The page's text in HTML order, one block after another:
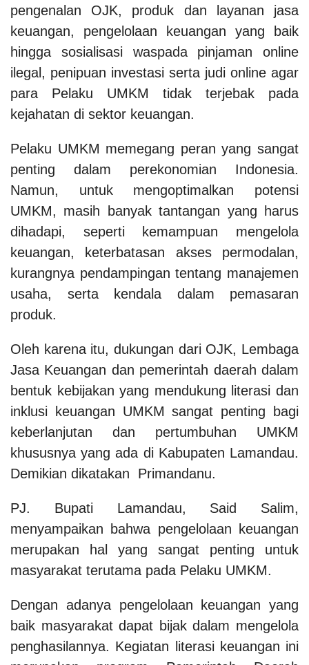
pengenalan OJK, produk dan layanan jasa
keuangan, pengelolaan keuangan yang baik
hingga sosialisasi waspada pinjaman online
ilegal, penipuan investasi serta judi online agar
para Pelaku UMKM tidak terjebak pada
kejahatan di sektor keuangan.
Pelaku UMKM memegang peran yang sangat
penting dalam perekonomian Indonesia.
Namun, untuk mengoptimalkan potensi
UMKM, masih banyak tantangan yang harus
dihadapi, seperti kemampuan mengelola
keuangan, keterbatasan akses permodalan,
kurangnya pendampingan tentang manajemen
usaha, serta kendala dalam pemasaran
produk.
Oleh karena itu, dukungan dari OJK, Lembaga
Jasa Keuangan dan pemerintah daerah dalam
bentuk kebijakan yang mendukung literasi dan
inklusi keuangan UMKM sangat penting bagi
keberlanjutan dan pertumbuhan UMKM
khususnya yang ada di Kabupaten Lamandau.
Demikian dikatakan Primandanu.
PJ. Bupati Lamandau, Said Salim,
menyampaikan bahwa pengelolaan keuangan
merupakan hal yang sangat penting untuk
masyarakat terutama pada Pelaku UMKM.
Dengan adanya pengelolaan keuangan yang
baik masyarakat dapat bijak dalam mengelola
penghasilannya. Kegiatan literasi keuangan ini